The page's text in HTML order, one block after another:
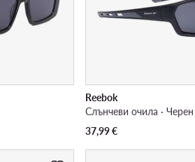
Reebok
Слънчеви очила · Черен
37,99€